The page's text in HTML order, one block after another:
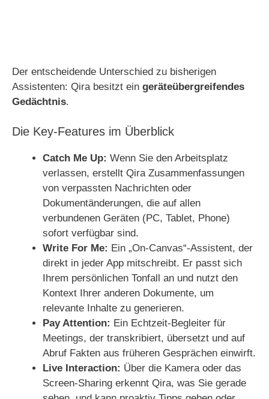
Der entscheidende Unterschied zu bisherigen
Assistenten: Qira besitzt ein geräteübergreifendes
Gedächtnis.
Die Key-Features im Überblick
Catch Me Up: Wenn Sie den Arbeitsplatz
verlassen, erstellt Qira Zusammenfassungen
von verpassten Nachrichten oder
Dokumentänderungen, die auf allen
verbundenen Geräten (PC, Tablet, Phone)
sofort verfügbar sind.
Write For Me: Ein „On-Canvas“-Assistent, der
direkt in jeder App mitschreibt. Er passt sich
Ihrem persönlichen Tonfall an und nutzt den
Kontext Ihrer anderen Dokumente, um
relevante Inhalte zu generieren.
Pay Attention: Ein Echtzeit-Begleiter für
Meetings, der transkribiert, übersetzt und auf
Abruf Fakten aus früheren Gesprächen einwirft.
Live Interaction: Über die Kamera oder das
Screen-Sharing erkennt Qira, was Sie gerade